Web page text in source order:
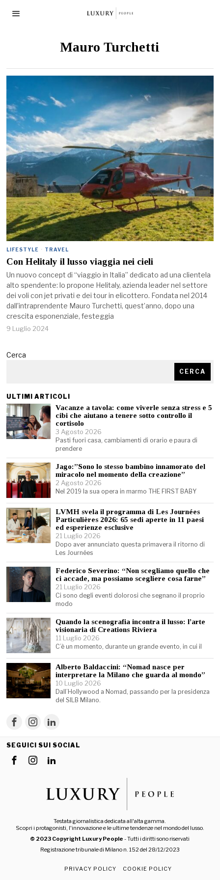
Mauro Turchetti
LIFESTYLE · TRAVEL
Con Helitaly il lusso viaggia nei cieli
Un nuovo concept di “viaggio in Italia” dedicato ad una clientela
alto spendente: lo propone Helitaly, azienda leader nel settore
dei voli con jet privati e dei tour in elicottero. Fondata nel 2014
dall’intraprendente Mauro Turchetti, quest’anno, dopo una
crescita esponenziale, festeggia
9 Luglio 2024
Cerca
CERCA
ULTIMI ARTICOLI
Vacanze a tavola: come viverle senza stress e 5
cibi che aiutano a tenere sotto controllo il
cortisolo
3 Agosto 2026
Pasti fuori casa, cambiamenti di orario e paura di
prendere
Jago:”Sono lo stesso bambino innamorato del
miracolo nel momento della creazione”
2 Agosto 2026
Nel 2019 la sua opera in marmo THE FIRST BABY
LVMH svela il programma di Les Journées
Particulières 2026: 65 sedi aperte in 11 paesi
ed esperienze esclusive
21 Luglio 2026
Dopo aver annunciato questa primavera il ritorno di
Les Journées
Federico Severino: “Non scegliamo quello che
ci accade, ma possiamo scegliere cosa farne”
21 Luglio 2026
Ci sono degli eventi dolorosi che segnano il proprio
modo
Quando la scenografia incontra il lusso: l’arte
visionaria di Creations Riviera
11 Luglio 2026
C’è un momento, durante un grande evento, in cui il
Alberto Baldaccini: “Nomad nasce per
interpretare la Milano che guarda al mondo”
10 Luglio 2026
Dall’Hollywood a Nomad, passando per la presidenza
del SILB Milano.
SEGUICI SUI SOCIAL
Testata giornalistica dedicata all'alta gamma.
Scopri i protagonisti, l'innovazione e le ultime tendenze nel mondo del lusso.
© 2023 Copyright Luxury People - Tutti i diritti sono riservati
Registrazione tribunale di Milano n. 152 del 28/12/2023
PRIVACY POLICY COOKIE POLICY